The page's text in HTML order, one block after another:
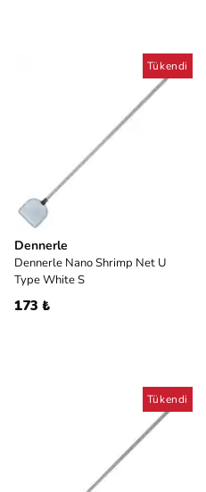
Tükendi
Dennerle
Dennerle Nano Shrimp Net U
Type White S
173 ₺
Tükendi